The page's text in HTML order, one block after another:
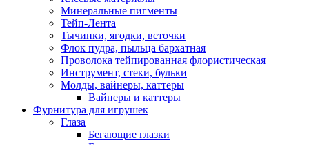
Минеральные пигменты
Тейп-Лента
Тычинки, ягодки, веточки
Флок пудра, пыльца бархатная
Проволока тейпированная флористическая
Инструмент, стеки, бульки
Молды, вайнеры, каттеры
Вайнеры и каттеры
Фурнитура для игрушек
Глаза
Бегающие глазки